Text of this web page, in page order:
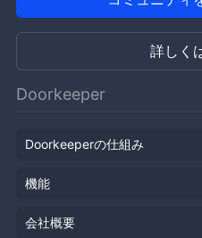
詳しく
Doorkeeper
Doorkeeperの仕組み
機能
会社概要